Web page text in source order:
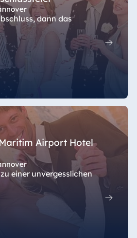
Neustadt
dann das
Airport Hotel
einer unvergesslichen